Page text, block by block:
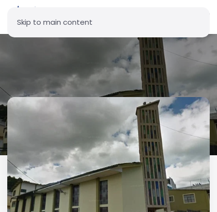
Skip to main content
Parroquia Nuestra Señora de
la Anunciación - La Mena II